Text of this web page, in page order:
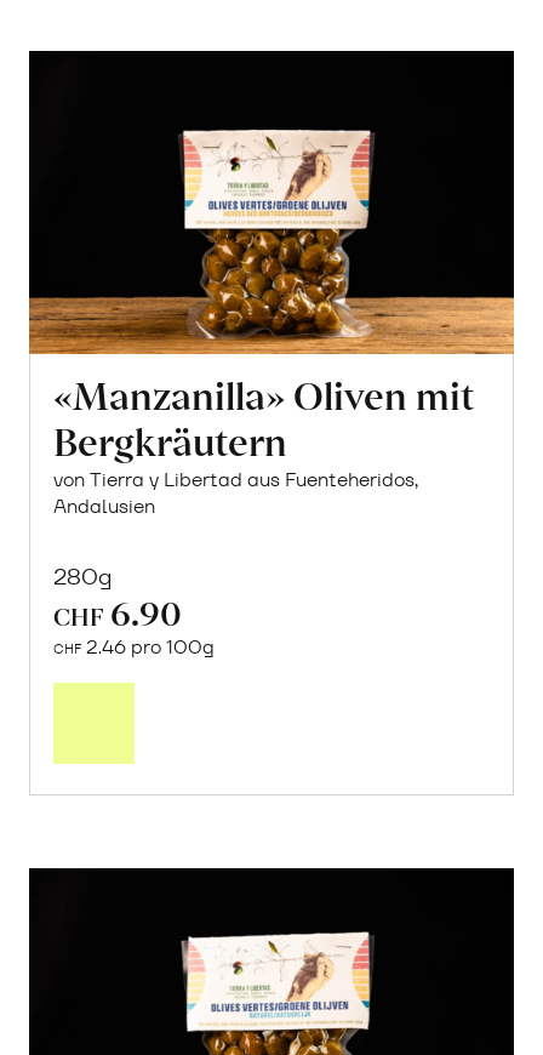
«Manzanilla» Oliven mit
Bergkräutern
von Tierra y Libertad aus Fuenteheridos,
Andalusien
280g
CHF 6.90
CHF 2.46 pro 100g